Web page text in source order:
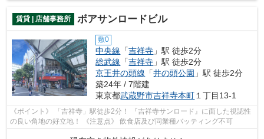
賃貸 | 店舗事務所 ボアサンロードビル
敷0
中央線 「吉祥寺 」駅 徒歩2分
総武線 「吉祥寺 」駅 徒歩2分
京王井の頭線 「井の頭公園 」駅 徒歩2分
築24年 / 7階建
東京都武蔵野市吉祥寺本町 １丁目13-1
《ポイント》 「吉祥寺」駅徒歩2分！ 『吉祥寺サンロード』に面した視認性
の良い角地の好立地！ 《注意点》 飲食店及び同業種バッティング不可